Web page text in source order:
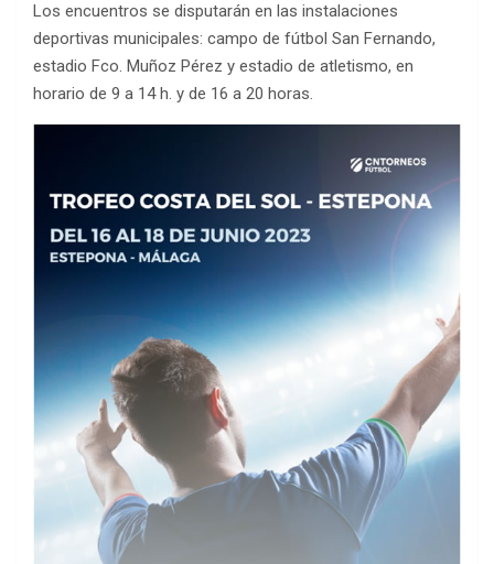
Los encuentros se disputarán en las instalaciones
deportivas municipales: campo de fútbol San Fernando,
estadio Fco. Muñoz Pérez y estadio de atletismo, en
horario de 9 a 14 h. y de 16 a 20 horas.